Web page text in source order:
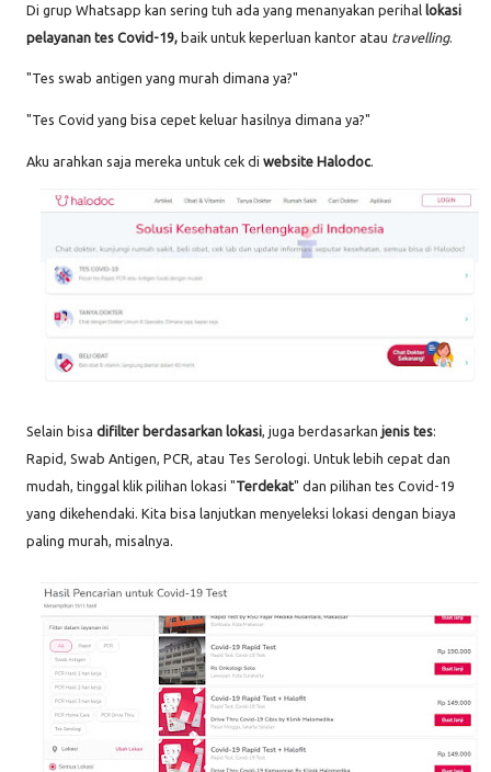
Di grup Whatsapp kan sering tuh ada yang menanyakan perihal lokasi
pelayanan tes Covid-19, baik untuk keperluan kantor atau travelling.
"Tes swab antigen yang murah dimana ya?"
"Tes Covid yang bisa cepet keluar hasilnya dimana ya?"
Aku arahkan saja mereka untuk cek di website Halodoc
Selain bisa difilter berdasarkan lokasi, juga berdasarkan jenis tes:
Rapid, Swab Antigen, PCR, atau Tes Serologi. Untuk lebih cepat dan
mudah, tinggal klik pilihan lokasi "Terdekat" dan pilihan tes Covid-19
yang dikehendaki. Kita bisa lanjutkan menyeleksi lokasi dengan biaya
paling murah, misalnya.